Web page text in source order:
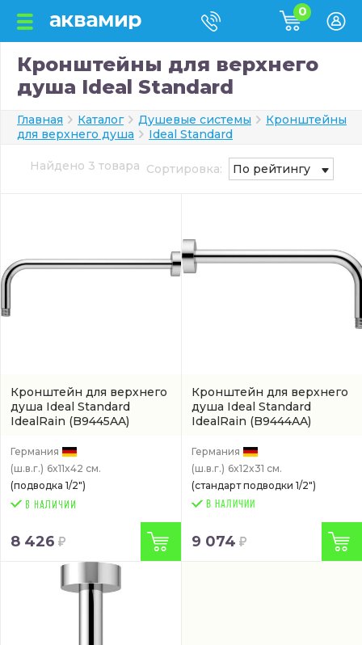
0
Кронштейны для верхнего
душа Ideal Standard
Главная Каталог Душевые системы
Кронштейны
для верхнего душа
Ideal Standard
Найдено 3 товара Сортировка: По рейтингу
Кронштейн для верхнего
душа Ideal Standard
IdealRain (B9445AA)
Германия
(ш.в.г.) 6x11x42 см.
(подводка 1/2")
8 426
Кронштейн для верхнего
душа Ideal Standard
IdealRain (B9444AA)
Германия
(ш.в.г.) 6x12x31 см.
(стандарт подводки 1/2")
В НАЛИЧИИ
9 074